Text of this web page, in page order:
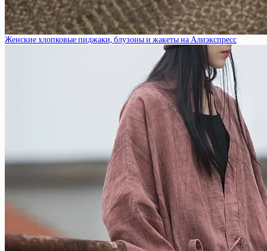
Женские хлопковые пиджаки, блузоны и жакеты на Алиэкспресс